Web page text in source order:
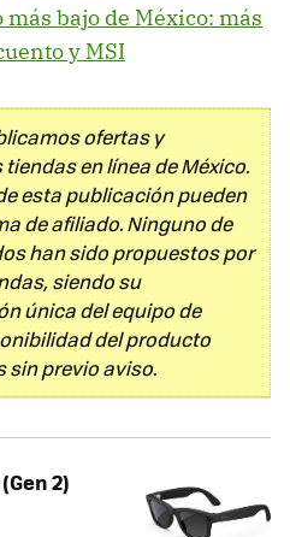
bajo de México: más
y MSI
ofertas y
en línea de México.
esta publicación pueden
de afiliado. Ninguno de
han sido propuestos por
siendo su
única del equipo de
del producto
sin previo aviso.
2)